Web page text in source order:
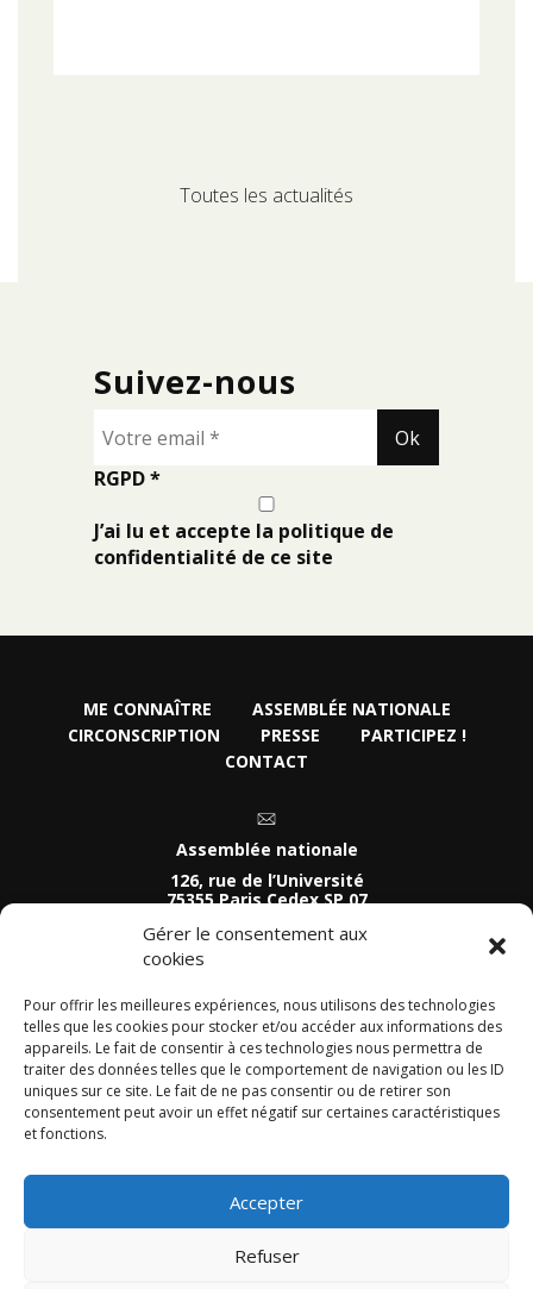
Gérer le consentement aux
cookies
Pour offrir les meilleures expériences, nous utilisons des technologies
telles que les cookies pour stocker et/ou accéder aux informations des
appareils. Le fait de consentir à ces technologies nous permettra de
traiter des données telles que le comportement de navigation ou les ID
uniques sur ce site. Le fait de ne pas consentir ou de retirer son
consentement peut avoir un effet négatif sur certaines caractéristiques
et fonctions.
Accepter
Refuser
Toutes les actualités
Suivez-nous
RGPD*
J’ai lu et accepte la politique de
confidentialité de ce site
ME CONNAÎTRE
ASSEMBLÉE NATIONALE
CIRCONSCRIPTION
PRESSE
PARTICIPEZ !
CONTACT
Assemblée nationale
126, rue de l’Université
75355 Paris Cedex SP 07
01 40 63 74 81
Permanence parlementaire
54 Quai de Léon
29800 Landerneau
Tel :
02 29 63 92 41